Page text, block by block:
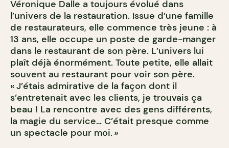
Véronique Dalle a toujours évolué dans
l’univers de la restauration. Issue d’une famille
de restaurateurs, elle commence très jeune : à
13 ans, elle occupe un poste de garde-manger
dans le restaurant de son père. L’univers lui
plaît déjà énormément. Toute petite, elle allait
souvent au restaurant pour voir son père.
« J’étais admirative de la façon dont il
s’entretenait avec les clients, je trouvais ça
beau ! La rencontre avec des gens différents,
la magie du service… C’était presque comme
un spectacle pour moi. »